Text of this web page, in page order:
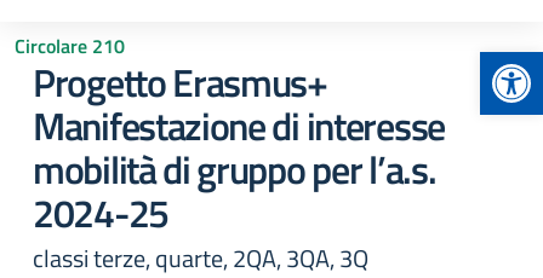
Circolare 210
Progetto Erasmus+
Manifestazione di interesse
mobilità di gruppo per l’a.s.
2024-25
classi terze, quarte, 2QA, 3QA, 3Q